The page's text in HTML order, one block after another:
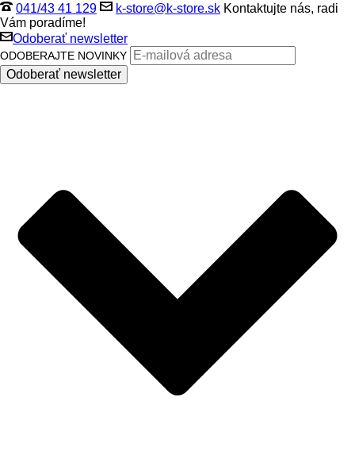
041/43 41 129 k-store@k-store.sk Kontaktujte nás, radi
Vám poradíme!
Odoberať newsletter
ODOBERAJTE NOVINKY